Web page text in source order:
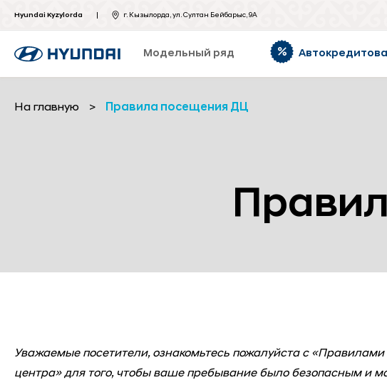
Hyundai Kyzylorda г. Кызылорда, ул. Султан Бейбарыс, 9А
Модельный ряд
На главную > Правила посещения ДЦ
Уважаемые посетители, ознакомьтесь пожалуйста с
центра» для того, чтобы ваше пребывание было безопасным и